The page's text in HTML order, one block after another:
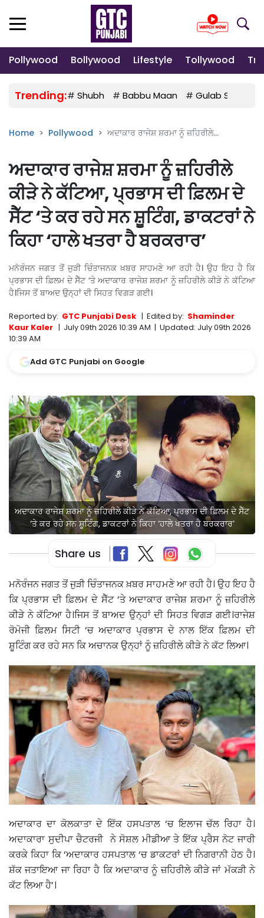
Pollywood Bollywood Lifestyle Tollywood
Trending:# Shubh # Babbu Maan # Gulab Sidhu
Home Pollywood ਅਦਾਕਾਰ ਰਾਜੇਸ਼ ਸ਼ਰਮਾ ਨੂੰ ਜ਼ਹਿਰੀਲੇ...
ਅਦਾਕਾਰ ਰਾਜੇਸ਼ ਸ਼ਰਮਾ ਨੂੰ ਜ਼ਹਿਰੀਲੇ
ਕੀੜੇ ਨੇ ਕੱਟਿਆ, ਪ੍ਰਭਾਸ ਦੀ ਫ਼ਿਲਮ ਦੇ
ਸੈੱਟ ‘ਤੇ ਕਰ ਰਹੇ ਸਨ ਸ਼ੂਟਿੰਗ, ਡਾਕਟਰਾਂ ਨੇ
ਕਿਹਾ ‘ਹਾਲੇ ਖਤਰਾ ਹੈ ਬਰਕਰਾਰ’
ਮਨੋਰੰਜਨ ਜਗਤ ਤੋਂ ਜੁੜੀ ਚਿੰਤਾਜਨਕ ਖ਼ਬਰ ਸਾਹਮਣੇ ਆ ਰਹੀ ਹੈ। ਉਹ ਇਹ ਹੈ ਕਿ
ਪ੍ਰਭਾਸ ਦੀ ਫ਼ਿਲਮ ਦੇ ਸੈੱਟ ‘ਤੇ ਅਦਾਕਾਰ ਰਾਜੇਸ਼ ਸ਼ਰਮਾ ਨੂੰ ਜ਼ਹਿਰੀਲੇ ਕੀੜੇ ਨੇ ਕੱਟਿਆ
ਹੈ।ਜਿਸ ਤੋਂ ਬਾਅਦ ਉਨ੍ਹਾਂ ਦੀ ਸਿਹਤ ਵਿਗੜ ਗਈ।
Reported by: GTC Punjabi Desk | Edited by: Shaminder
Kaur Kaler | July 09th 2026 10:39 AM | Updated: July 09th 2026
10:39 AM
Add GTC Punjabi on Google
ਅਦਾਕਾਰ ਰਾਜੇਸ਼ ਸ਼ਰਮਾ ਨੂੰ ਜ਼ਹਿਰੀਲੇ ਕੀੜੇ ਨੇ ਕੱਟਿਆ, ਪ੍ਰਭਾਸ ਦੀ ਫ਼ਿਲਮ ਦੇ ਸੈੱਟ
‘ਤੇ ਕਰ ਰਹੇ ਸਨ ਸ਼ੂਟਿੰਗ, ਡਾਕਟਰਾਂ ਨੇ ਕਿਹਾ ‘ਹਾਲੇ ਖਤਰਾ ਹੈ ਬਰਕਰਾਰ’
Share us
ਮਨੋਰੰਜਨ ਜਗਤ ਤੋਂ ਜੁੜੀ ਚਿੰਤਾਜਨਕ ਖ਼ਬਰ ਸਾਹਮਣੇ ਆ ਰਹੀ ਹੈ। ਉਹ ਇਹ ਹੈ
ਕਿ ਪ੍ਰਭਾਸ ਦੀ ਫ਼ਿਲਮ ਦੇ ਸੈੱਟ ‘ਤੇ ਅਦਾਕਾਰ ਰਾਜੇਸ਼ ਸ਼ਰਮਾ ਨੂੰ ਜ਼ਹਿਰੀਲੇ
ਕੀੜੇ ਨੇ ਕੱਟਿਆ ਹੈ।ਜਿਸ ਤੋਂ ਬਾਅਦ ਉਨ੍ਹਾਂ ਦੀ ਸਿਹਤ ਵਿਗੜ ਗਈ।ਰਾਜੇਸ਼
ਰੋਮੋਜੀ ਫ਼ਿਲਮ ਸਿਟੀ ‘ਚ ਅਦਾਕਾਰ ਪ੍ਰਭਾਸ ਦੇ ਨਾਲ ਇੱਕ ਫ਼ਿਲਮ ਦੀ
ਸ਼ੂਟਿੰਗ ਕਰ ਰਹੇ ਸਨ ਕਿ ਅਚਾਨਕ ਉਨ੍ਹਾਂ ਨੂੰ ਜ਼ਹਿਰੀਲੇ ਕੀੜੇ ਨੇ ਕੱਟ ਲਿਆ।
ਅਦਾਕਾਰ ਦਾ ਕੋਲਕਾਤਾ ਦੇ ਇੱਕ ਹਸਪਤਾਲ ‘ਚ ਇਲਾਜ ਚੱਲ ਰਿਹਾ ਹੈ।
ਅਦਾਕਾਰਾ ਸੁਦੀਪਾ ਚੈਟਰਜੀ ਨੇ ਸੋਸ਼ਲ ਮੀਡੀਆ ਤੇ ਇੱਕ ਪ੍ਰੈਸ ਨੋਟ ਜਾਰੀ
ਕਰਕੇ ਕਿਹਾ ਕਿ ‘ਅਦਾਕਾਰ ਹਸਪਤਾਲ ‘ਚ ਡਾਕਟਰਾਂ ਦੀ ਨਿਗਰਾਨੀ ਹੇਠ ਹੈ।
ਸ਼ੱਕ ਜਤਾਇਆ ਜਾ ਰਿਹਾ ਹੈ ਕਿ ਅਦਾਕਾਰ ਨੂੰ ਜ਼ਹਿਰੀਲੇ ਕੀੜੇ ਜਾਂ ਮੱਕੜੀ ਨੇ
ਕੱਟ ਲਿਆ ਹੈ’।